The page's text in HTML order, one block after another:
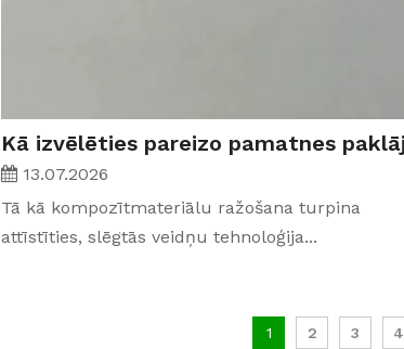
13.07.2026
Tā kā kompozītmateriālu ražošana turpina
attīstīties, slēgtās veidņu tehnoloģija...
1 2 3 4